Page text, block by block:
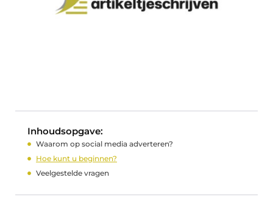
Inhoudsopgave:
Waarom op social media adverteren?
Hoe kunt u beginnen?
Veelgestelde vragen